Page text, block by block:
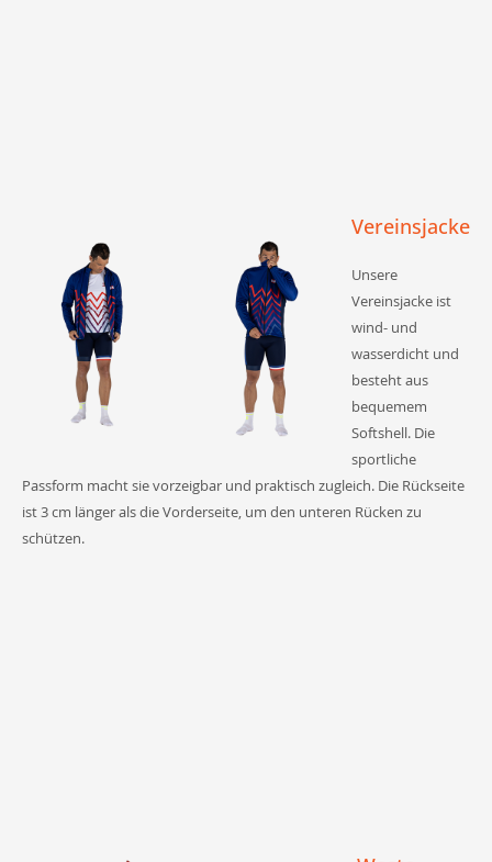
Vereinsjacke
Unsere
Vereinsjacke ist
wind- und
wasserdicht und
besteht aus
bequemem
Softshell. Die
sportliche
Passform macht sie vorzeigbar und praktisch zugleich. Die Rückseite
ist 3 cm länger als die Vorderseite, um den unteren Rücken zu
schützen.